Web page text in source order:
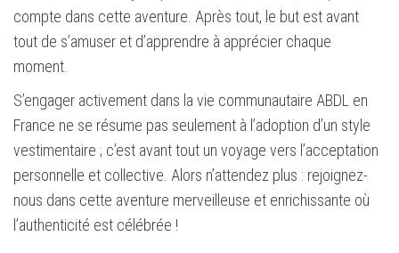
compte dans cette aventure. Après tout, le but est avant
tout de s’amuser et d’apprendre à apprécier chaque
moment.
S’engager activement dans la vie communautaire ABDL en
France ne se résume pas seulement à l’adoption d’un style
vestimentaire ; c’est avant tout un voyage vers l’acceptation
personnelle et collective. Alors n’attendez plus : rejoignez-
nous dans cette aventure merveilleuse et enrichissante où
l’authenticité est célébrée !